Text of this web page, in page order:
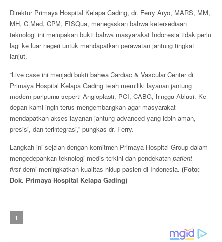
Direktur Primaya Hospital Kelapa Gading, dr. Ferry Aryo, MARS, MM,
MH, C.Med, CPM, FISQua, menegaskan bahwa ketersediaan
teknologi ini merupakan bukti bahwa masyarakat Indonesia tidak perlu
lagi ke luar negeri untuk mendapatkan perawatan jantung tingkat
lanjut.
“Live case ini menjadi bukti bahwa Cardiac & Vascular Center di
Primaya Hospital Kelapa Gading telah memiliki layanan jantung
modern paripurna seperti Angioplasti, PCI, CABG, hingga Ablasi. Ke
depan kami ingin terus mengembangkan agar masyarakat
mendapatkan akses layanan jantung advanced yang lebih aman,
presisi, dan terintegrasi,” pungkas dr. Ferry.
Langkah ini sejalan dengan komitmen Primaya Hospital Group dalam
mengedepankan teknologi medis terkini dan pendekatan patient-
first demi meningkatkan kualitas hidup pasien di Indonesia. (Foto:
Dok. Primaya Hospital Kelapa Gading)
1